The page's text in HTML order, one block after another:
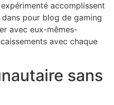
accomplissent
pour blog de gaming
avec eux-mêmes-
avec chaque
sans